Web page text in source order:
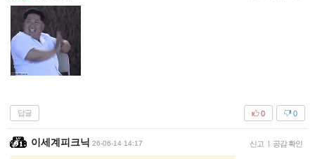
답글 0
0
이세계피크닉 26-06-14 14:17 신고 | 공감 확인